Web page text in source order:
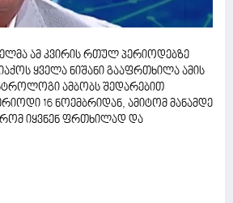
ამ კვირის რთულ პერიოდებზე
ყველა ნიშანი გააფრთხილა ამის
ამბობს შედარებით
16 ნოემბრიდან, ამიტომ მანამდე
იყვნენ ფრთხილად და